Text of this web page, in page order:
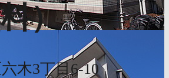
）
木3丁目6-10